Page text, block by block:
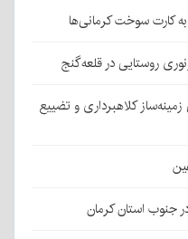
کلاهبرداری و تضییع
جنوب استان کرمان